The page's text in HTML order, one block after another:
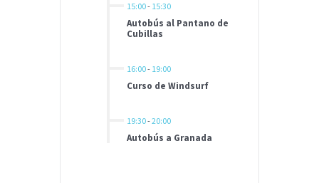
15:00- 15:30
Autobús al Pantano de
Cubillas
16:00- 19:00
Curso de Windsurf
19:30-20:00
Autobús a Granada